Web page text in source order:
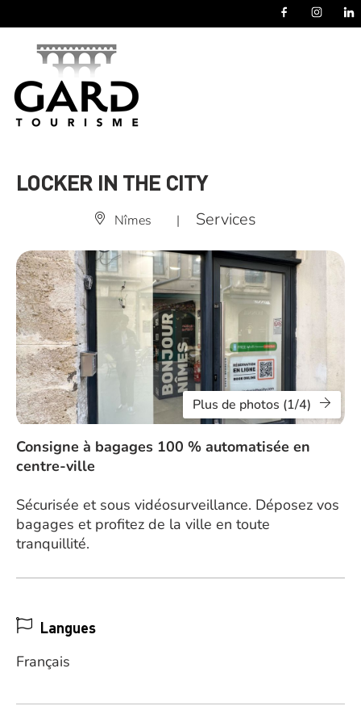
LOCKER IN THE CITY
Nîmes | Services
Plus de photos (1/4)
Consigne à bagages 100 % automatisée en
centre-ville
Sécurisée et sous vidéosurveillance. Déposez vos
bagages et profitez de la ville en toute
tranquillité.
Langues
Français